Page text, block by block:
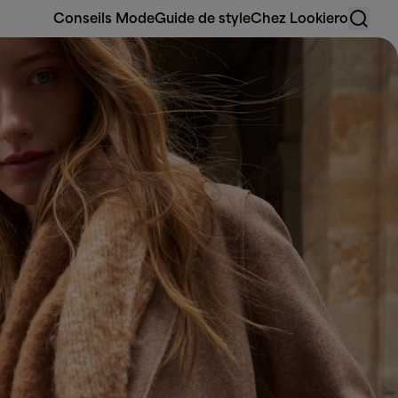
Conseils ModeGuide de styleChez Lookiero